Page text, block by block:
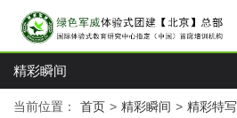
精彩瞬间
当前位置： 首页 > 精彩瞬间 > 精彩特写